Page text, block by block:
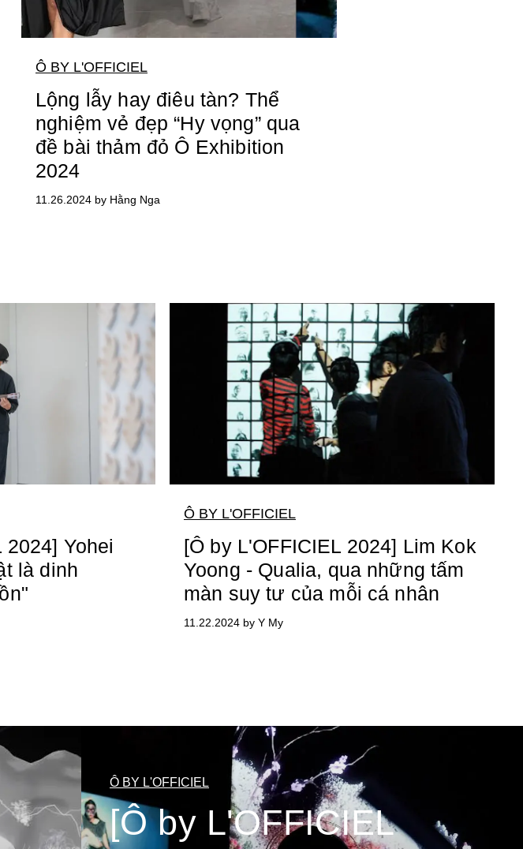
Ô BY L'OFFICIEL
Lộng lẫy hay điêu tàn? Thể
nghiệm vẻ đẹp “Hy vọng” qua
đề bài thảm đỏ Ô Exhibition
2024
11.26.2024 by Hằng Nga
2024] Yohei
là dinh
Ô BY L'OFFICIEL
[Ô by L'OFFICIEL 2024] Lim Kok
Yoong - Qualia, qua những tấm
màn suy tư của mỗi cá nhân
11.22.2024 by Y My
Ô BY L'OFFICIEL
[Ô by L'OFFICIEL